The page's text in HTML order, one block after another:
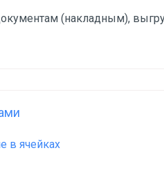
(накладным),
в ячейках